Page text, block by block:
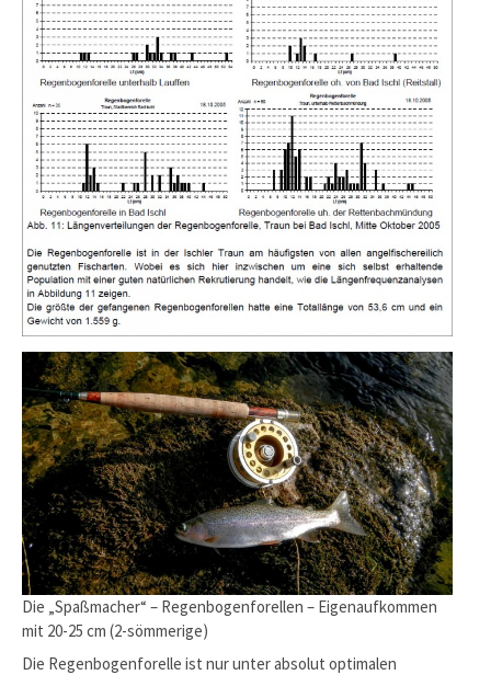
Die „Spaßmacher“ – Regenbogenforellen – Eigenaufkommen
mit 20-25 cm (2-sömmerige)
Die Regenbogenforelle ist nur unter absolut optimalen